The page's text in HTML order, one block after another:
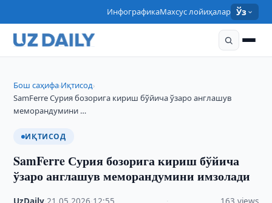
ИнфографикаМахсус лойиҳалар Ўз
Бош саҳифа›Иқтисод›
SamFerre Сурия бозорига кириш бўйича ўзаро англашув
меморандумини …
ИҚТИСОД
SamFerre Сурия бозорига кириш бўйича
ўзаро англашув меморандумини имзолади